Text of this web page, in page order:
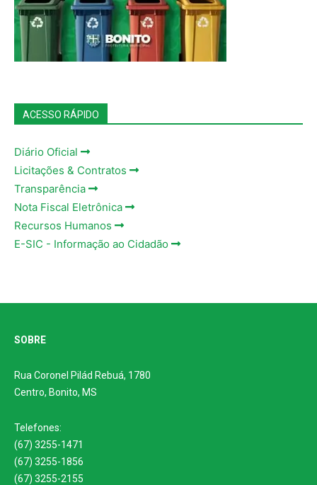
ACESSO RÁPIDO
Diário Oficial
Licitações & Contratos
Transparência
Nota Fiscal Eletrônica
Recursos Humanos
E-SIC - Informação ao Cidadão
SOBRE
Rua Coronel Pilád Rebuá, 1780
Centro, Bonito, MS
Telefones:
(67) 3255-1471
(67) 3255-1856
(67) 3255-2155